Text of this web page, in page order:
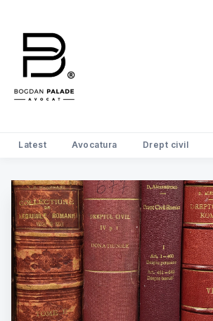
Search
Latest Avocatura Drept civil